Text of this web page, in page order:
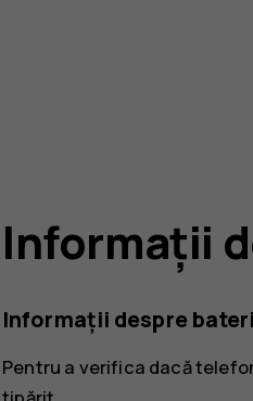
Informații
Informații despre
Pentru a verifica dacă